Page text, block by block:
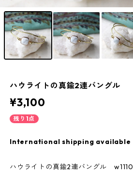
ハウライトの真鍮2連バングル
¥3,100
残り1点
International shipping available
ハウライトの真鍮2連バングル w1110